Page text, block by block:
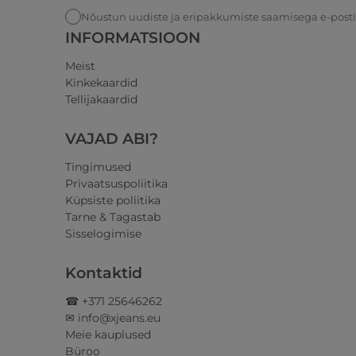
Nõustun uudiste ja eripakkumiste saamisega e-
INFORMATSIOON
Meist
Kinkekaardid
Tellijakaardid
VAJAD ABI?
Tingimused
Privaatsuspoliitika
Küpsiste poliitika
Tarne & Tagastab
Sisselogimise
Kontaktid
☎ +371 25646262
✉ info@xjeans.eu
Meie kauplused
Büroo